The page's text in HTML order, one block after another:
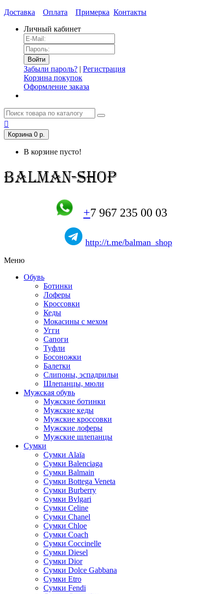
Доставка Оплата Примерка Контакты
Личный кабинет
Забыли пароль? | Регистрация
Корзина покупок
Оформление заказа
Корзина 0 р.
В корзине пусто!
+7 967 235 00 03
http://t.me/balman_shop
Меню
Обувь
Ботинки
Лоферы
Кроссовки
Кеды
Мокасины с мехом
Угги
Сапоги
Туфли
Босоножки
Балетки
Слипоны, эспадрильи
Шлепанцы, мюли
Мужская обувь
Мужские ботинки
Мужские кеды
Мужские кроссовки
Мужские лоферы
Мужские шлепанцы
Сумки
Cумки Alaïa
Сумки Balenciaga
Сумки Balmain
Сумки Bottega Veneta
Сумки Burberry
Сумки Bvlgari
Сумки Celine
Сумки Chanel
Сумки Chloe
Сумки Coach
Сумки Coccinelle
Сумки Diesel
Сумки Dior
Сумки Dolce Gabbana
Сумки Etro
Сумки Fendi